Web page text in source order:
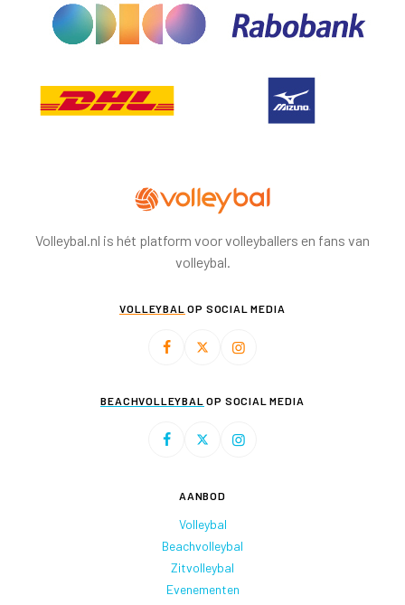
Volleybal.nl is hét platform voor volleyballers en fans van
volleybal.
VOLLEYBAL OP SOCIAL MEDIA
BEACHVOLLEYBAL OP SOCIAL MEDIA
AANBOD
Volleybal
Beachvolleybal
Zitvolleybal
Evenementen